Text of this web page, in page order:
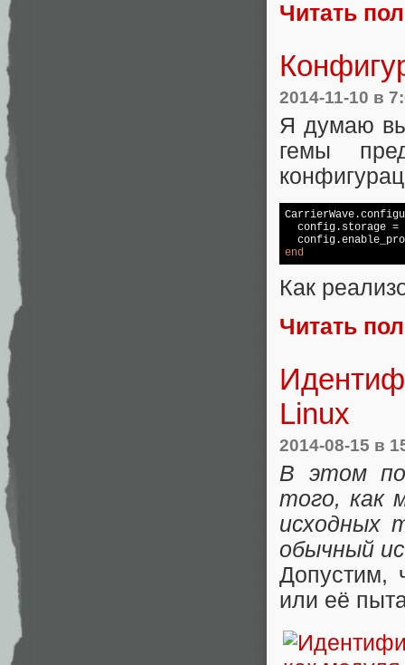
Читать
2014-11-10 в
Я думаю
гемы
  config.storage =
end
Как
Читать
Linux
2014-08-15 в
В этом
того, как
исходных
обычный
Допустим,
или её